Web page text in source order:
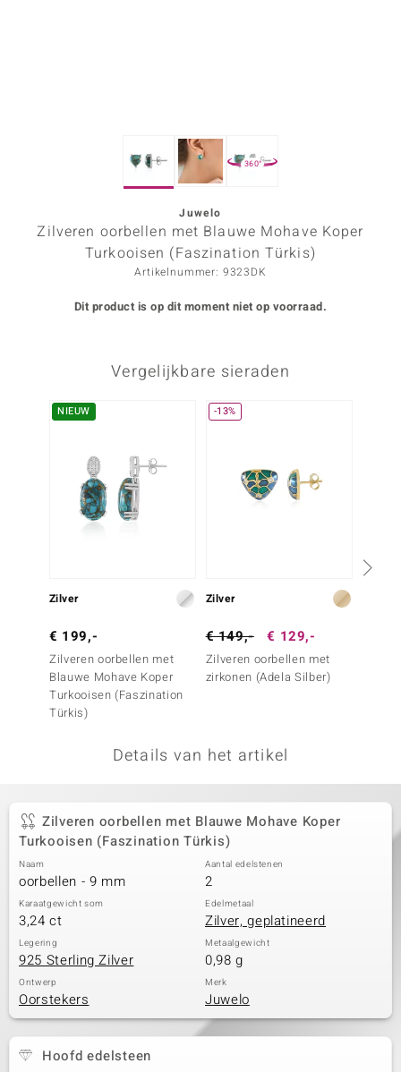
360°
Juwelo
Zilveren oorbellen met Blauwe Mohave Koper
Turkooisen (Faszination Türkis)
Artikelnummer: 9323DK
Dit product is op dit moment niet op voorraad.
Vergelijkbare sieraden
NIEUW
Zilver
€ 199,-
Zilveren oorbellen met
Blauwe Mohave Koper
Turkooisen (Faszination
Türkis)
-13%
Zilver
€ 149,- € 129,-
Zilveren oorbellen met
zirkonen (Adela Silber)
Details van het artikel
Zilveren oorbellen met Blauwe Mohave Koper
Turkooisen (Faszination Türkis)
Naam
oorbellen - 9 mm
Aantal edelstenen
2
Karaatgewicht som
3,24 ct
Edelmetaal
Zilver, geplatineerd
Legering
925 Sterling Zilver
Metaalgewicht
0,98 g
Ontwerp
Oorstekers
Merk
Juwelo
Hoofd edelsteen